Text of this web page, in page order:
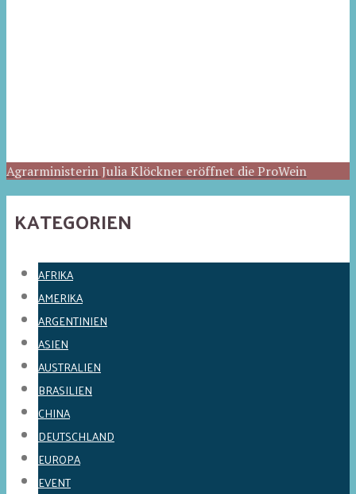
Agrarministerin Julia Klöckner eröffnet die ProWein
KATEGORIEN
AFRIKA
AMERIKA
ARGENTINIEN
ASIEN
AUSTRALIEN
BRASILIEN
CHINA
DEUTSCHLAND
EUROPA
EVENT